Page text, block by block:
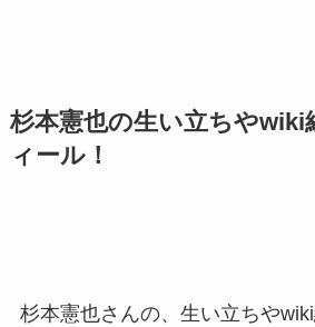
杉本憲也の生い立ちやwiki
ィール！
杉本憲也さんの、生い立ちや